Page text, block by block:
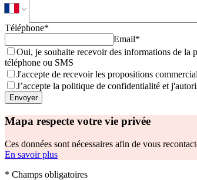
Téléphone*
Email*
Oui, je souhaite recevoir des informations de la
téléphone ou SMS
J'accepte de recevoir les propositions
J’accepte la politique de confidentialité et
Envoyer
Mapa respecte votre vie privée
Ces données sont nécessaires afin de vous
En savoir plus
* Champs obligatoires